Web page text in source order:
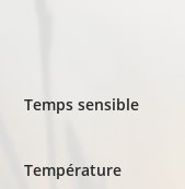
Temps sensible
Température